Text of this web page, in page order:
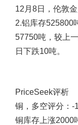
12月8日，伦敦
2.铝库存525800
57750吨，较上
日下跌10吨。
PriceSeek评析
铜，多空评分：-1
铜库存上涨2000